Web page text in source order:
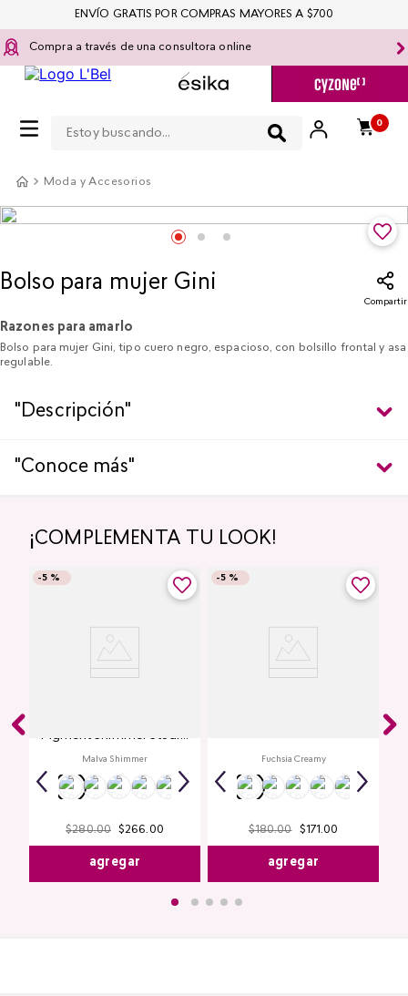
Compra a través de una consultora online
0
ENVÍO GRATIS POR COMPRAS MAYORES A $700
Moda y Accesorios
Bolso para mujer Gini
Compartir
Razones para amarlo
Bolso para mujer Gini, tipo cuero negro, espacioso, con bolsillo frontal y asa
regulable.
"Descripción"
"Conoce más"
¡COMPLEMENTA TU LOOK!
-5 %
Pigment Shimmer Studio
Look
Malva Shimmer
$280.00 $266.00
agregar
-5 %
Fuchsia Creamy
$180.00 $171.00
agregar